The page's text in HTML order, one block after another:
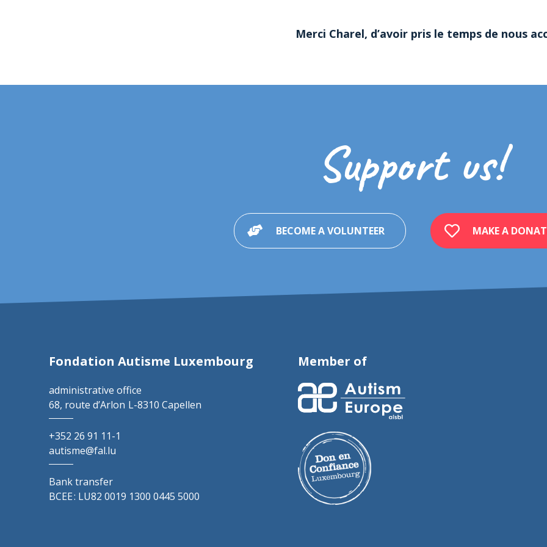
Merci Charel, d’avoir pris le temps de nous
Support us!
BECOME A VOLUNTEER MAKE A
Fondation Autisme Luxembourg
administrative office
68, route d’Arlon L-8310 Capellen
+352 26 91 11-1
autisme@fal.lu
Bank transfer
BCEE : LU82 0019 1300 0445 5000
Member of